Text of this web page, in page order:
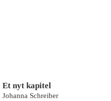
Et nyt kapitel
Johanna Schreiber